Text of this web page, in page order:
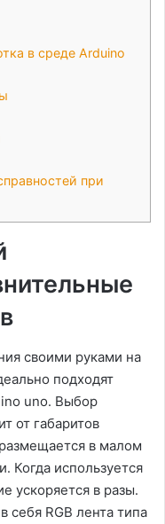
в среде Arduino
при
своими руками на
подходят
uno․ Выбор
от габаритов
в малом
Когда используется
ускоряется в разы․
себя RGB лента типа